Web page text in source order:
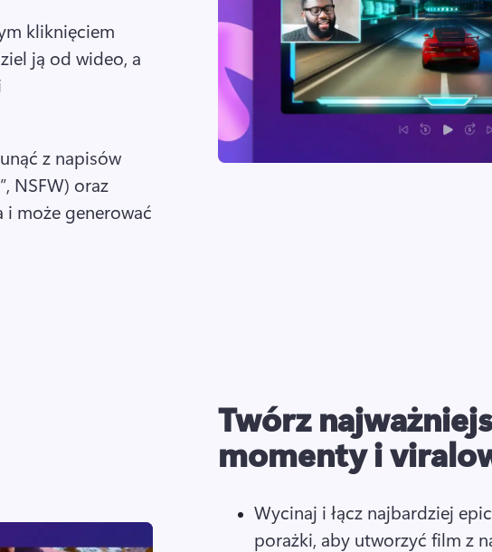
kliknięciem
ją od wideo, a
z napisów
NSFW) oraz
i może generować
Twórz
momenty i
Wycinaj i łącz najbardziej
porażki, aby utworzyć film z